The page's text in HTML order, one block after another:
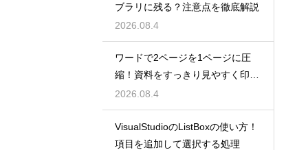
ブラリに残る？注意点を徹底解説
2026.08.4
ワードで2ページを1ページに圧
縮！資料をすっきり見やすく印刷
する設定
2026.08.4
VisualStudioのListBoxの使い方！
項目を追加して選択する処理